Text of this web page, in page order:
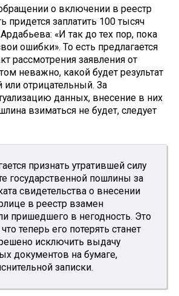
о включении в реестр
придется заплатить 100 тысяч
«И так до тех пор, пока
ошибки». То есть предлагается
рассмотрения заявления от
неважно, какой будет результат
отрицательный. За
данных, внесение в них
взиматься не будет, следует
признать утратившей силу
государственной пошлины за
свидетельства о внесении
в реестр взамен
пришедшего в негодность. Это
теперь его потерять станет
исключить выдачу
документов на бумаге,
записки.